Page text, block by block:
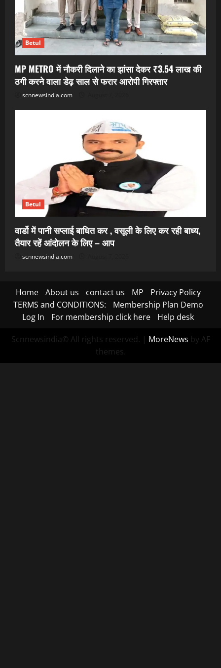
Betul
MP METRO में नौकरी दिलाने का झांसा देकर ₹3.54 लाख की
ठगी करने वाला डेढ़ साल से फरार आरोपी गिरफ्तार
scnnewsindia.com
Betul
वार्डो में पानी सप्लाई बाधित कर , वसूली के लिए कर रही बाध्य,
तैयार रहें आंदोलन के लिए – आप
scnnewsindia.com
Home About us contact us MP
Privacy Policy
TERMS and CONDITIONS:
Membership Plan Demo
Log In
For membership click here Help desk
Scnnewsindia© All rights reserved. | MoreNews by AF
themes.